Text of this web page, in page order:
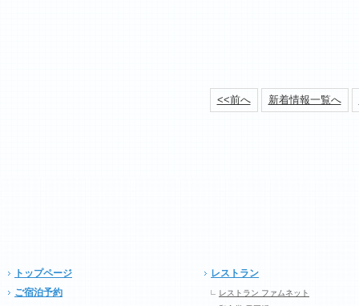
<<前へ 新着情報一覧へ
トップページ
ご宿泊予約
レストラン
レストラン ファムネット